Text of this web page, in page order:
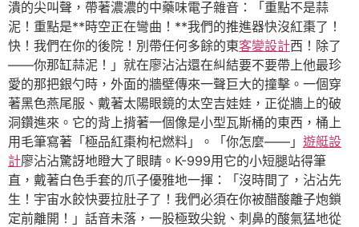
潰的尖叫聲，帶著濃濃的中藥味電子雜音：「重點不是蒜
泥！重點是**時空正在彎曲！**我們的推進器快沒紅棗了！
快！我們在你的後院！別帶任何多餘的東客變設計西！除了
——你那缸蒜泥！」就在廖沾沾還在糾結要不要帶上他最珍
愛的那把銀勺時，外面的牆壁傳來一聲巨大的撞擊。一個穿
著黑色燕尾服、戴著太陽眼鏡的太空吉娃娃，正從牆上的破
洞鑽進來。它的背上揹著一個像是小型瓦斯桶的東西，桶上
用毛筆寫著「極品紅棗枸杞燃料」。「你怎麼——」 遊艇設
計廖沾沾驚訝地瞪大了眼睛。K-999用它的小短腿站得筆
直，戴著白色手套的爪子優雅地一揮：「沒時間了，沾沾先
生！宇宙水餃快要拉肚子了！我們必須在你被醋酸離子炮鎖
定前離開！」話音未落，一股極致尖銳、刺鼻的酸氣猛地從